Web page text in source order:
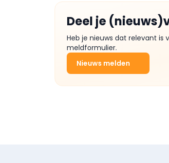
Deel je
Heb je nieuws dat relevant
meldformulier.
Nieuws melden